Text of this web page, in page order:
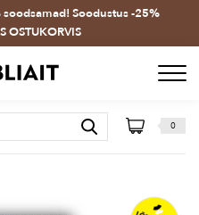
Soodustus -25%
OSTUKORVIS
0